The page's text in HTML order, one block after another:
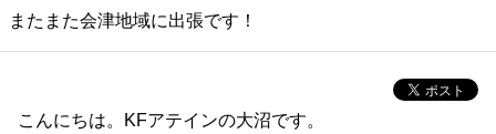
またまた会津地域に出張です！
こんにちは。KFアテインの大沼です。